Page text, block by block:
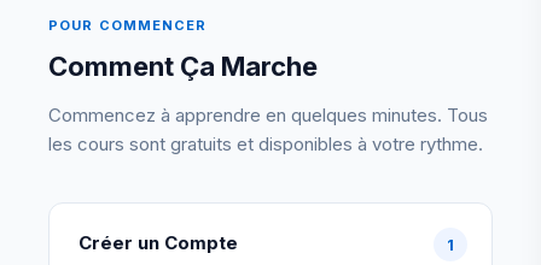
POUR COMMENCER
Comment Ça Marche
Commencez à apprendre en quelques minutes. Tous
les cours sont gratuits et disponibles à votre rythme.
Créer un Compte